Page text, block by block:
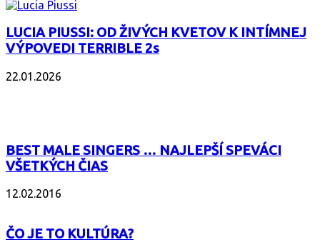
LUCIA PIUSSI: OD ŽIVÝCH KVETOV K INTÍMNEJ
VÝPOVEDI TERRIBLE 2s
22.01.2026
BEST MALE SINGERS … NAJLEPŠÍ SPEVÁCI
VŠETKÝCH ČIAS
12.02.2016
ČO JE TO KULTÚRA?